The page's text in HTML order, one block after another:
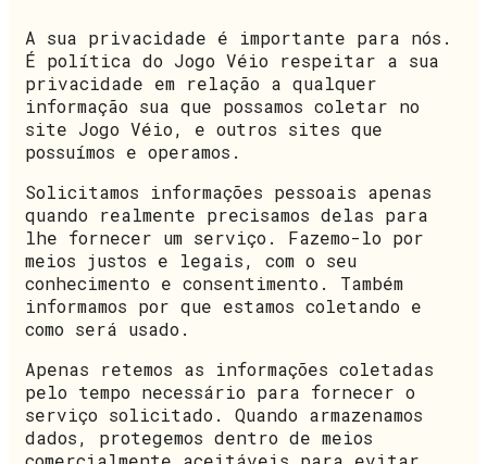
A sua privacidade é importante para nós.
É política do Jogo Véio respeitar a sua
privacidade em relação a qualquer
informação sua que possamos coletar no
site Jogo Véio, e outros sites que
possuímos e operamos.
Solicitamos informações pessoais apenas
quando realmente precisamos delas para
lhe fornecer um serviço. Fazemo-lo por
meios justos e legais, com o seu
conhecimento e consentimento. Também
informamos por que estamos coletando e
como será usado.
Apenas retemos as informações coletadas
pelo tempo necessário para fornecer o
serviço solicitado. Quando armazenamos
dados, protegemos dentro de meios